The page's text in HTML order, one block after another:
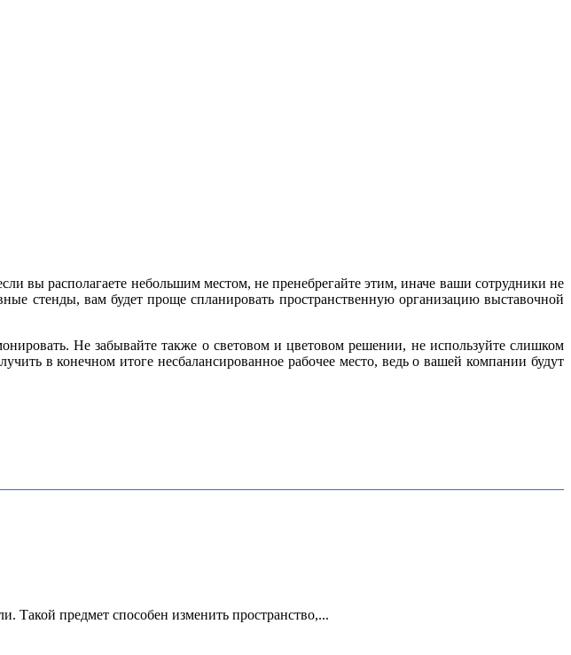
вы располагаете небольшим местом, не пренебрегайте этим, иначе ваши сотрудники не
стенды, вам будет проще спланировать пространственную организацию выставочной
Не забывайте также о световом и цветовом решении, не используйте слишком
в конечном итоге несбалансированное рабочее место, ведь о вашей компании будут
Такой предмет способен изменить пространство,...